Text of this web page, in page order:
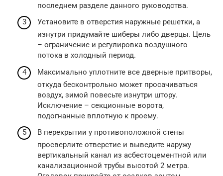
последнем разделе данного руководства.
Установите в отверстия наружные решетки, а
изнутри придумайте шиберы либо дверцы. Цель
– ограничение и регулировка воздушного
потока в холодный период.
Максимально уплотните все дверные притворы,
откуда бесконтрольно может просачиваться
воздух, зимой повесьте изнутри штору.
Исключение – секционные ворота,
подогнанные вплотную к проему.
В перекрытии у противоположной стены
просверлите отверстие и выведите наружу
вертикальный канал из асбестоцементной или
канализационной трубы высотой 2 метра.